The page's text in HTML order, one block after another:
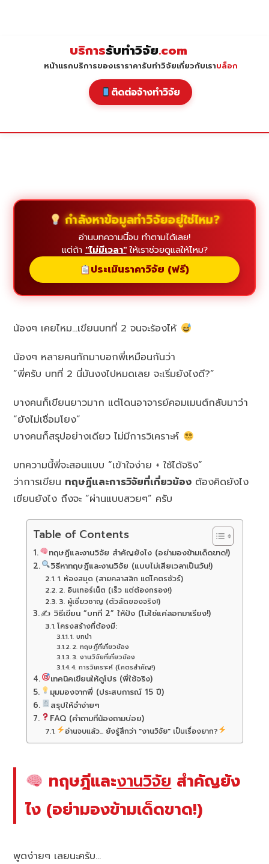
บริการรับทำวิจัย.com
หน้าแรกบริการของเราราคารับทำวิจัยเกี่ยวกับเราบล็อก
ติดต่อจ้างทำวิจัย
กำลังหาข้อมูลทำวิจัยอยู่ใช่ไหม?
อ่านบทความนี้จบ ทำตามได้เลย!
แต่ถ้า "ไม่มีเวลา"ให้เราช่วยดูแลให้ไหม?
ประเมินราคาวิจัย (ฟรี)
น้องๆ เคยไหม…เขียนบทที่ 2 จนจะร้องไห้
น้องๆ หลายคนทักมาบอกพี่เหมือนกันว่า
“พี่ครับ บทที่ 2 นี่มันงงไปหมดเลย จะเริ่มยังไงดี?”
บางคนก็เขียนยาวมาก แต่โดนอาจารย์คอมเมนต์กลับมาว่า
“ยังไม่เชื่อมโยง”
บางคนก็สรุปอย่างเดียว ไม่มีการวิเคราะห์
บทความนี้พี่จะสอนแบบ “เข้าใจง่าย + ใช้ได้จริง”
ว่าการเขียน ทฤษฎีและการวิจัยที่เกี่ยวข้อง ต้องคิดยังไง
เขียนยังไง ถึงจะ “ผ่านแบบสวยๆ” ครับ
Table of Contents
ทฤษฎีและงานวิจัย สำคัญยังไง (อย่ามองข้ามเด็ดขาด!)
วิธีหาทฤษฎีและงานวิจัย (แบบไม่เสียเวลาเป็นวัน!)
1. ห้องสมุด (สายคลาสสิก แต่โคตรชัวร์)
2. อินเทอร์เน็ต (เร็ว แต่ต้องกรอง!)
3. ผู้เชี่ยวชาญ (ตัวลัดของจริง!)
✍️ วิธีเขียน “บทที่ 2” ให้ปัง (ไม่ใช่แค่ลอกมาเรียง!)
โครงสร้างที่ต้องมี:
1. บทนำ
2. ทฤษฎีที่เกี่ยวข้อง
3. งานวิจัยที่เกี่ยวข้อง
4. การวิเคราะห์ (โคตรสำคัญ!)
เทคนิคเขียนให้ดูโปร (พี่ใช้จริง)
มุมมองจากพี่ (ประสบการณ์ 15 ปี)
สรุปให้จำง่ายๆ
FAQ (คำถามที่น้องถามบ่อย)
อ่านจบแล้ว... ยังรู้สึกว่า "งานวิจัย" เป็นเรื่องยาก?
ทฤษฎีและงานวิจัยสำคัญยัง
ไง (อย่ามองข้ามเด็ดขาด!)
พูดง่ายๆ เลยนะครับ…